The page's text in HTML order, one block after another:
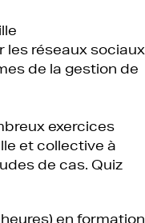
les réseaux sociaux
de la gestion de
exercices
et collective à
de cas. Quiz
en formation